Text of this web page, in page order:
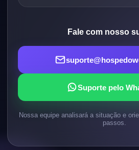
Fale com nosso
Suporte pelo
Nossa equipe analisará a situação e
passos.